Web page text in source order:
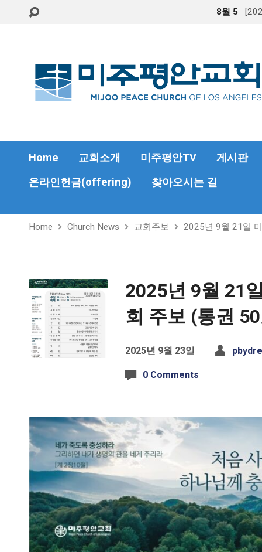
8월 5
Home 교회소개 미주평안TV
게시판
온라인헌금(offering)
찾아오시는 길
Home Church News 교회주보 2025년 9월 21일
2025년 9월 21
회 주보 (통권
2025년 9월 23일
0 Comments